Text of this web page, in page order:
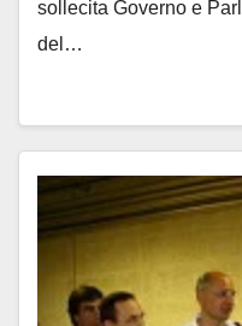
sollecita Governo e
del…